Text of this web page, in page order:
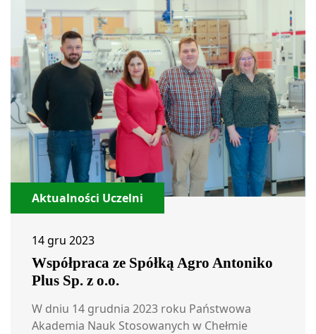
Aktualności Uczelni
14 gru 2023
Współpraca ze Spółką Agro Antoniko
Plus Sp. z o.o.
W dniu 14 grudnia 2023 roku Państwowa
Akademia Nauk Stosowanych w Chełmie